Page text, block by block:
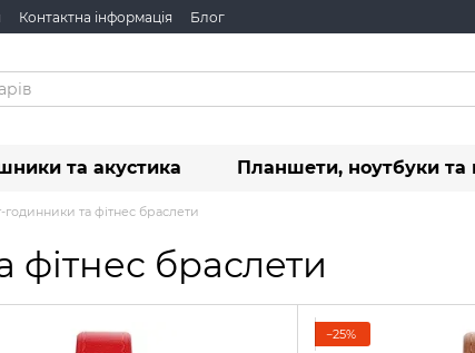
Контактна інформація Блог
та акустика Планшети, ноутбуки та
та фітнес браслети
браслети
−25%